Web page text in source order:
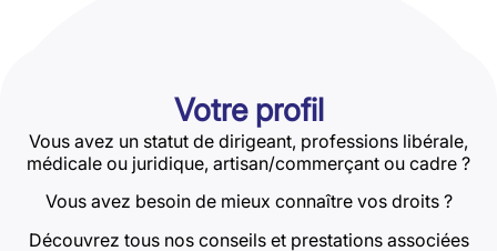
Votre profil
Vous avez un statut de dirigeant, professions libérale,
médicale ou juridique, artisan/commerçant ou cadre ?
Vous avez besoin de mieux connaître vos droits ?
Découvrez tous nos conseils et prestations associées